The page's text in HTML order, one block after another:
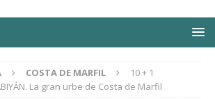
COSTA DE MARFIL
10 + 1
La gran urbe de Costa de Marfil